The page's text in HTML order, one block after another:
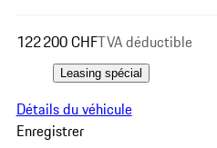
122 200 CHFTVA déductible
Leasing spécial
Détails du véhicule
Enregistrer